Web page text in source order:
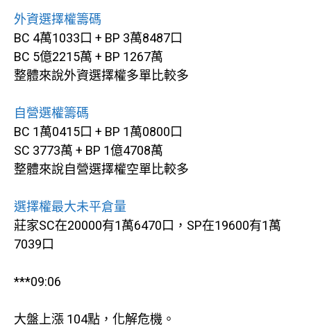
外資選擇權籌碼
BC 4萬1033口 + BP 3萬8487口
BC 5億2215萬 + BP 1267萬
整體來說外資選擇權多單比較多
自營選權籌碼
BC 1萬0415口 + BP 1萬0800口
SC 3773萬 + BP 1億4708萬
整體來說自營選擇權空單比較多
選擇權最大未平倉量
莊家SC在20000有1萬6470口，SP在19600有1萬
7039口
***09:06
大盤上漲 104點，化解危機。